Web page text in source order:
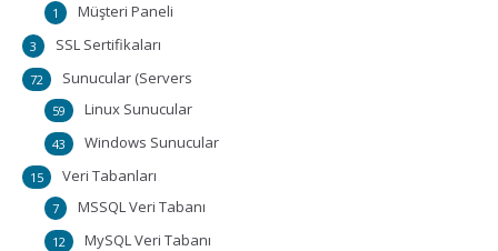
Müşteri Paneli
1
SSL Sertifikaları
3
Sunucular (Servers
72
Linux Sunucular
59
Windows Sunucular
43
Veri Tabanları
15
MSSQL Veri Tabanı
7
MySQL Veri Tabanı
12